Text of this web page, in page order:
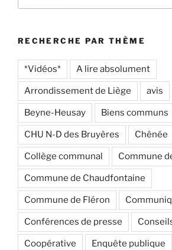
RECHERCHE PAR THÈME
*Vidéos* A lire absolument
Arrondissement de Liège avis
Beyne-Heusay Biens communs
CHU N-D des Bruyères Chênée
Collège communal Commune
Commune de Chaudfontaine
Commune de Fléron
Conférences de presse
Coopérative Enquête publique